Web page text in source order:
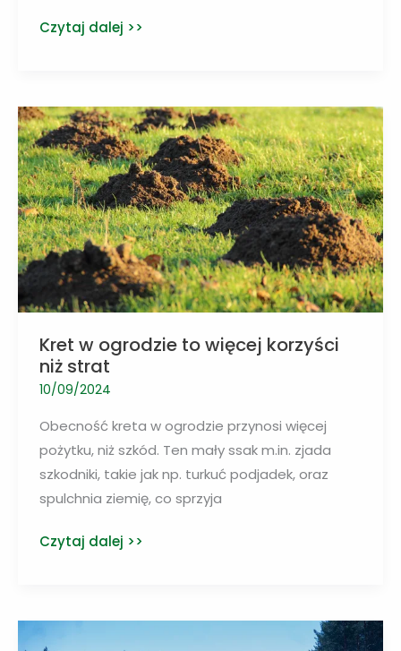
Coraz
się
w
ochronę
lasów
Czytaj dalej >>
Kret w ogrodzie to więcej korzyści
niż strat
10/09/2024
Obecność kreta w ogrodzie przynosi więcej
pożytku, niż szkód. Ten mały ssak m.in. zjada
szkodniki, takie jak np. turkuć podjadek, oraz
spulchnia ziemię, co sprzyja
Kret
więcej
Czytaj dalej >>